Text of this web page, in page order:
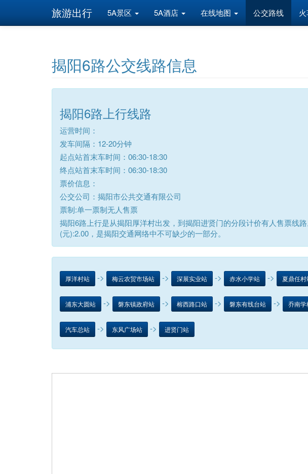
旅游出行 5A景区 5A酒店 在线地图 公交路线
揭阳6路公交线路信息
揭阳6路上行线路
运营时间：
发车间隔：12-20分钟
起点站首末车时间：06:30-18:30
终点站首末车时间：06:30-18:30
票价信息：
公交公司：揭阳市公共交通有限公司
票制:单一票制无人售票
揭阳6路上行是从揭阳厚洋村出发，到揭阳进贤门的分段计价有人售票线
(元):2.00，是揭阳交通网络中不可缺少的一部分。
厚洋村站 -> 梅云农贸市场站 -> 深展实业站 -> 赤水小学站 -> 夏鼎任村
浦东大圆站 -> 磐东镇政府站 -> 榕西路口站 -> 磐东有线台站 -> 乔南学
汽车总站 -> 东风广场站 -> 进贤门站